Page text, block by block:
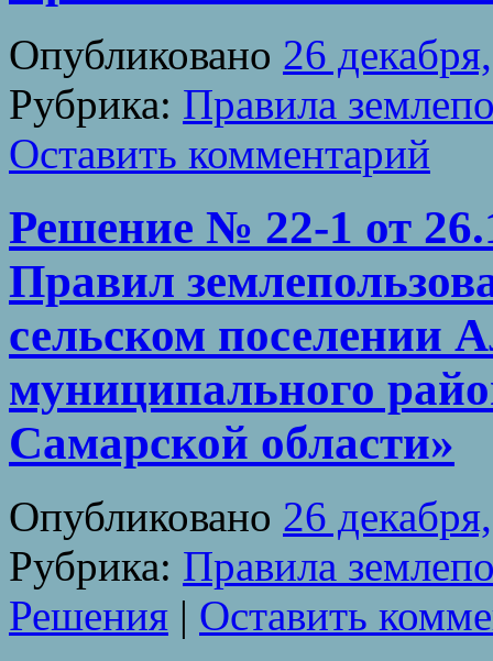
Опубликовано 26
Рубрика: Правила
Оставить комментарий
Решение № 22-1 от
Правил
сельском поселении
муниципального
Самарской области»
Опубликовано 26
Рубрика: Правила
Решения | Оставить